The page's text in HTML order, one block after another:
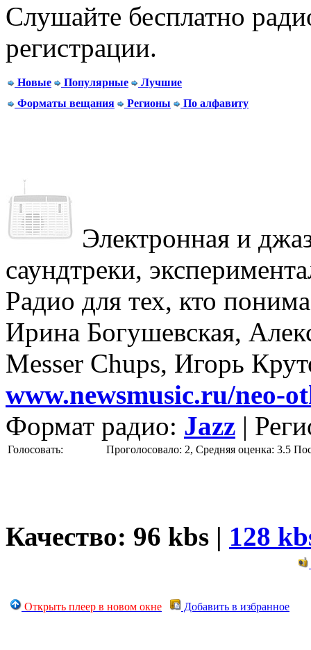
Слушайте бесплатно
регистрации.
Новые Популярные
Лучшие
Форматы вещания
Регионы По алфавиту
Электронная и
саундтреки,
Радио для тех, кто
Ирина Богушевская,
Messer Chups, Игорь
www.newsmusic.ru/neo-
Формат радио: Jazz |
Голосовать: Проголосовало: 2, Средняя оценка: 3.5
Качество: 96 kbs | 128
Открыть плеер в новом окне Добавить в избранное